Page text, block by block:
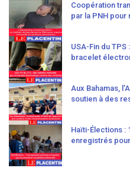
Coopération
par la PNH pour
USA-Fin du
bracelet
Aux Bahamas,
soutien à des
Haïti-Élections :
enregistrés